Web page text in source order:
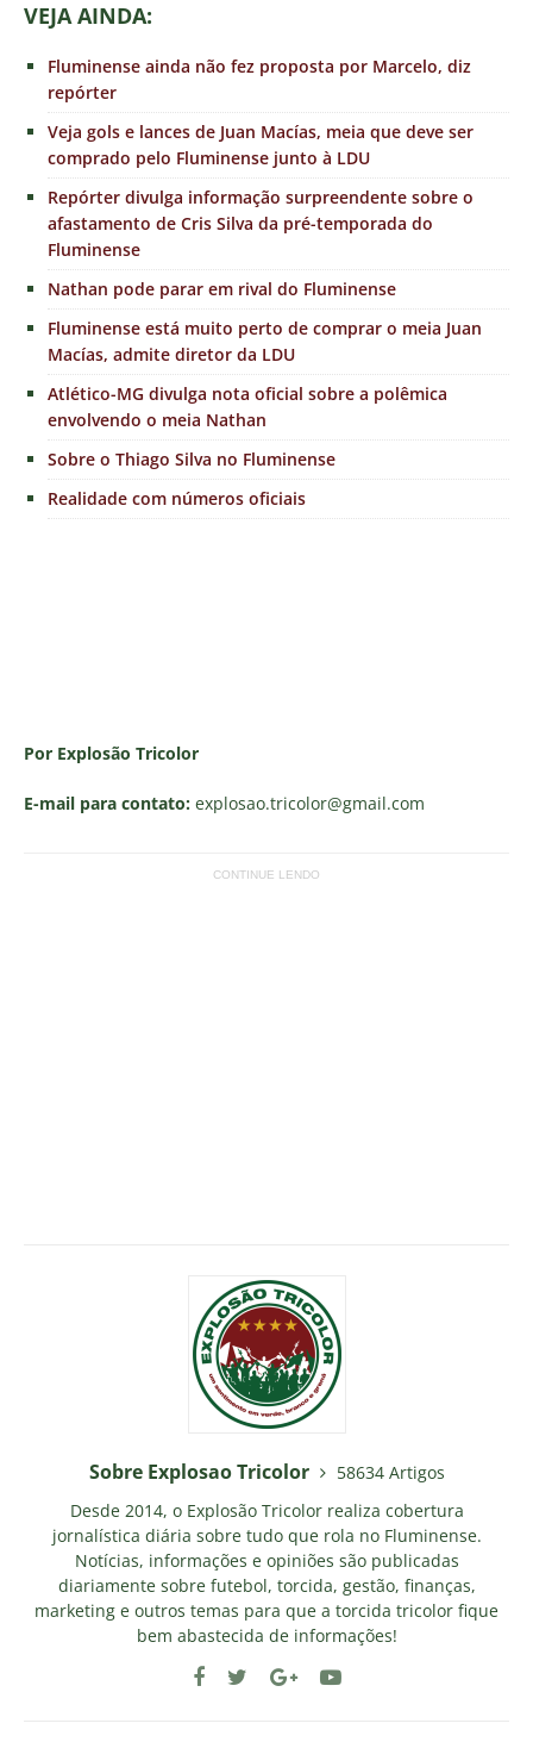
VEJA AINDA:
Fluminense ainda não fez proposta por Marcelo, diz
repórter
Veja gols e lances de Juan Macías, meia que deve ser
comprado pelo Fluminense junto à LDU
Repórter divulga informação surpreendente sobre o
afastamento de Cris Silva da pré-temporada do
Fluminense
Nathan pode parar em rival do Fluminense
Fluminense está muito perto de comprar o meia Juan
Macías, admite diretor da LDU
Atlético-MG divulga nota oficial sobre a polêmica
envolvendo o meia Nathan
Sobre o Thiago Silva no Fluminense
Realidade com números oficiais
Por Explosão Tricolor
E-mail para contato: explosao.tricolor@gmail.com
CONTINUE LENDO
Sobre Explosao Tricolor
58634 Artigos
Desde 2014, o Explosão Tricolor realiza cobertura
jornalística diária sobre tudo que rola no Fluminense.
Notícias, informações e opiniões são publicadas
diariamente sobre futebol, torcida, gestão, finanças,
marketing e outros temas para que a torcida tricolor fique
bem abastecida de informações!